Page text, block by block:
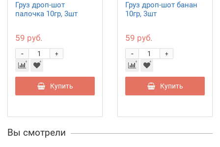
Груз дроп-шот
палочка 10гр, 3шт
59 руб.
+
-
Купить
Груз дроп-шот банан
10гр, 3шт
59 руб.
+
-
Купить
Вы смотрели